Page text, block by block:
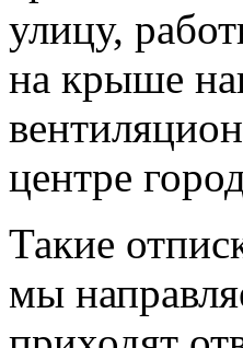
улицу,
на крыше
центре
Такие
мы